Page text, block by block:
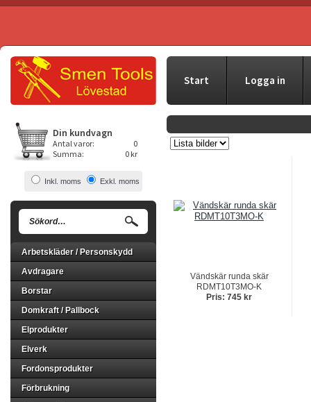
Start Logga in
Din kundvagn
Antal varor:
0
Summa:
0 kr
Inkl. moms Exkl. moms
Arbetskläder / Personskydd
Avdragare
Borstar
Domkraft / Pallbock
Elprodukter
Elverk
Fordonsprodukter
Förbrukning
Vändskär runda skär
RDMT10T3MO-K
Pris: 745 kr